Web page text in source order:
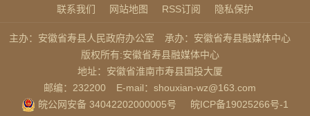
联系我们 网站地图 RSS订阅 隐私保护
主办：安徽省寿县人民政府办公室
承办：安徽省寿县融媒体中心
版权所有:安徽省寿县融媒体中心
地址：安徽省淮南市寿县国投大厦
邮编：232200
E-mail：shouxian-wz@163.com
皖公网安备 34042202000005号
皖ICP备19025266号-1